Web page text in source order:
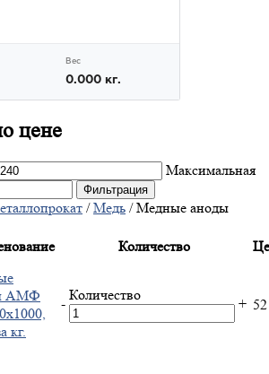
цене
Максимальная
Фильтрация
/Медь / Медные аноды
Количество
АМФ
кг.
-
Количество
+